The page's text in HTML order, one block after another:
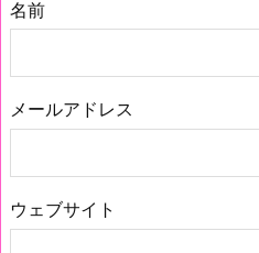
名前
メールアドレス
ウェブサイト